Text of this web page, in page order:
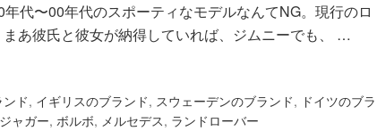
代〜00年代のスポーティなモデルなんてNG。現行のロ
あ彼氏と彼女が納得していれば、ジムニーでも、 …
ド, イギリスのブランド, スウェーデンのブランド, ドイツのブラ
ジャガー, ボルボ, メルセデス, ランドローバー